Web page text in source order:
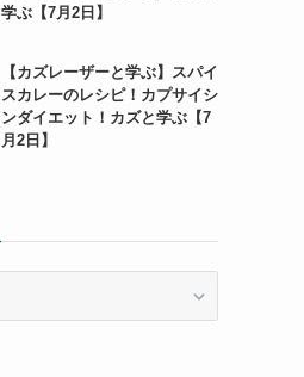
学ぶ【7月2日】
【カズレーザーと学ぶ】スパイ
スカレーのレシピ！カプサイシ
ンダイエット！カズと学ぶ【7
月2日】